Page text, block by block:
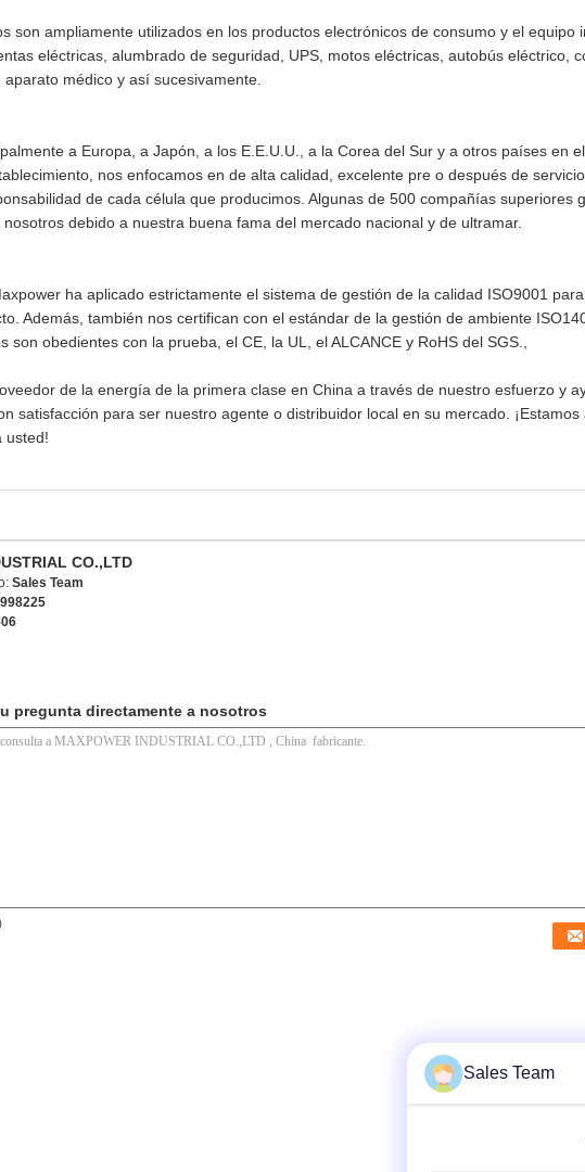
son ampliamente utilizados en los productos electrónicos de consumo y el equipo
eléctricas, alumbrado de seguridad, UPS, motos eléctricas, autobús eléctrico,
médico y así sucesivamente.
a Europa, a Japón, a los E.E.U.U., a la Corea del Sur y a otros países en
nos enfocamos en de alta calidad, excelente pre o después de
de cada célula que producimos. Algunas de 500 compañías superiores
debido a nuestra buena fama del mercado nacional y de ultramar.
ha aplicado estrictamente el sistema de gestión de la calidad ISO9001
Además, también nos certifican con el estándar de la gestión de ambiente
son obedientes con la prueba, el CE, la UL, el ALCANCE y RoHS del SGS.,
de la energía de la primera clase en China a través de nuestro esfuerzo y
satisfacción para ser nuestro agente o distribuidor local en su mercado. ¡Estamos
usted!
CO.,LTD
Sales Team
pregunta directamente a nosotros
Sales Team